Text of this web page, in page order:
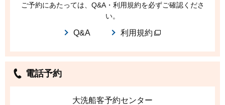
ご予約にあたっては、Q&A・利用規約を必ずご確認くださ
い。
Q&A 利用規約
電話予約
大洗船客予約センター